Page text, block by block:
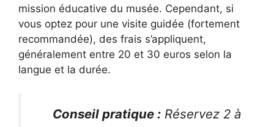
mission éducative du musée. Cependant, si
vous optez pour une visite guidée (fortement
recommandée), des frais s’appliquent,
généralement entre 20 et 30 euros selon la
langue et la durée.
Conseil pratique :Réservez 2 à